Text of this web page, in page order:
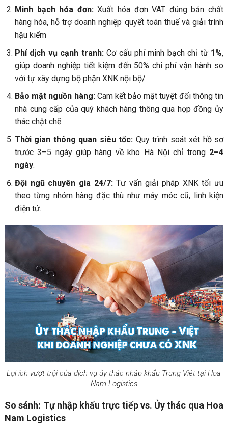
Minh bạch hóa đơn:Xuất hóa đơn VAT đúng bản chất
hàng hóa, hỗ trợ doanh nghiệp quyết toán thuế và giải trình
hậu kiểm
Phí dịch vụ cạnh tranh:Cơ cấu phí minh bạch chỉ từ 1%,
giúp doanh nghiệp tiết kiệm đến 50% chi phí vận hành so
với tự xây dựng bộ phận XNK nội bộ/
Bảo mật nguồn hàng:Cam kết bảo mật tuyệt đối thông tin
nhà cung cấp của quý khách hàng thông qua hợp đồng ủy
thác chặt chẽ.
Thời gian thông quan siêu tốc: Quy trình soát xét hồ sơ
trước 3–5 ngày giúp hàng về kho Hà Nội chỉ trong 2–4
ngày.
Đội ngũ chuyên gia 24/7:Tư vấn giải pháp XNK tối ưu
theo từng nhóm hàng đặc thù như máy móc cũ, linh kiện
điện tử.
Lợi ích vượt trội của dịch vụ ủy thác nhập khẩu Trung Viêt tại Hoa
Nam Logistics
So sánh: Tự nhập khẩu trực tiếp vs. Ủy thác qua Hoa
Nam Logistics